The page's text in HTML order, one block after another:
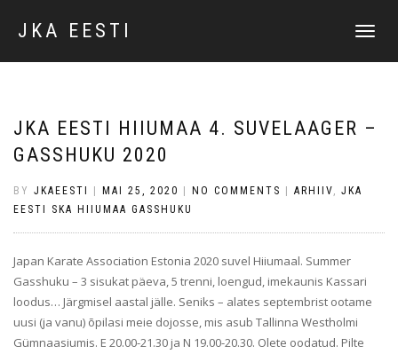
JKA EESTI
TOGGLE
JKA EESTI HIIUMAA 4. SUVELAAGER –
GASSHUKU 2020
BY JKAEESTI MAI 25, 2020 NO COMMENTS ARHIIV, JKA
EESTI SKA HIIUMAA GASSHUKU
Japan Karate Association Estonia 2020 suvel Hiiumaal. Summer
Gasshuku – 3 sisukat päeva, 5 trenni, loengud, imekaunis Kassari
loodus… Järgmisel aastal jälle. Seniks – alates septembrist ootame
uusi (ja vanu) õpilasi meie dojosse, mis asub Tallinna Westholmi
Gümnaasiumis. E 20.00-21.30 ja N 19.00-20.30. Olete oodatud. Pilte